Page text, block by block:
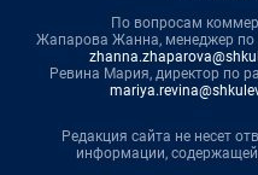
По вопросам
Жапарова Жанна, менеджер по
Ревина Мария, директор по
Редакция сайта не несет
информации,